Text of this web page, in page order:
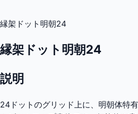
縁架ドット明朝24
縁架ドット明朝24
説明
24ドットのグリッド上に、明朝体特